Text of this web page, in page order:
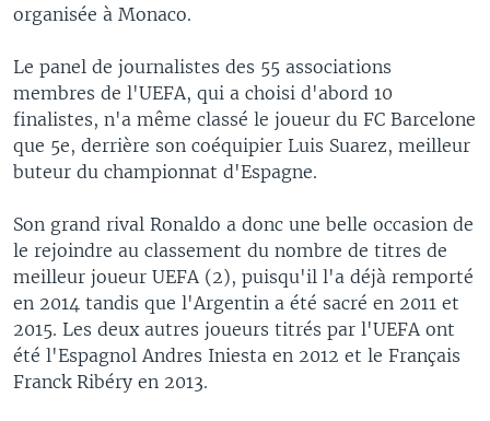
organisée à Monaco.
Le panel de journalistes des 55 associations
membres de l'UEFA, qui a choisi d'abord 10
finalistes, n'a même classé le joueur du FC Barcelone
que 5e, derrière son coéquipier Luis Suarez, meilleur
buteur du championnat d'Espagne.
Son grand rival Ronaldo a donc une belle occasion de
le rejoindre au classement du nombre de titres de
meilleur joueur UEFA (2), puisqu'il l'a déjà remporté
en 2014 tandis que l'Argentin a été sacré en 2011 et
2015. Les deux autres joueurs titrés par l'UEFA ont
été l'Espagnol Andres Iniesta en 2012 et le Français
Franck Ribéry en 2013.